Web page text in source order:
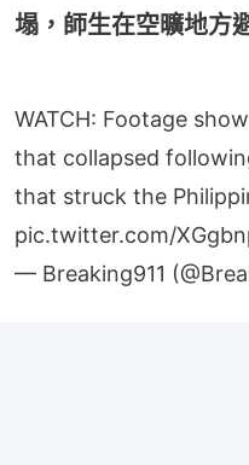
塌，師生在空曠地方
WATCH: Footage
that collapsed
that struck the
pic.twitter.com/
— Breaking911